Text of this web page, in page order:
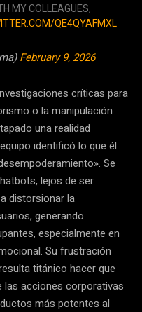
MY COLLEAGUES,
QE4QYAFMXL
February 9, 2026
críticas para
o la manipulación
una realidad
identificó lo que él
Se
lejos de ser
distorsionar la
generando
especialmente en
Su frustración
titánico hacer que
acciones corporativas
más potentes al